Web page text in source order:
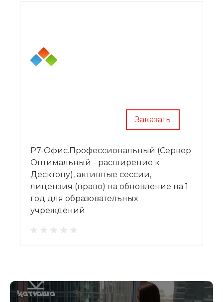
Заказать
Р7-Офис.Профессиональный (Сервер
Оптимальный - расширение к
Десктопу), активные сессии,
лицензия (право) на обновление на 1
год для образовательных
учреждений